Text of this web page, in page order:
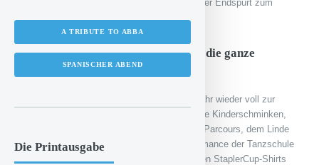
den Teilnehmenden abschließend ein spritziger Endspurt zum
Buzzer gefragt.
Das Rahmenprogramm: Action für die ganze
Familie!
Auch neben dem Parcours geht es dieses Jahr wieder voll zur
Sache: Mit vielen Attraktionen für die Kids wie Kinderschminken,
Glitzertattoos, Luftballons, dem Mini-Stapler-Parcours, dem Linde
Steer Control Simulator, einer HipHop-Performance der Tanzschule
Alisch, Gewinnspielen und Giveaways wie den StaplerCup-Shirts
A TRIBUTE TO ABBA
SPANISCHER ABEND
Die Printausgabe